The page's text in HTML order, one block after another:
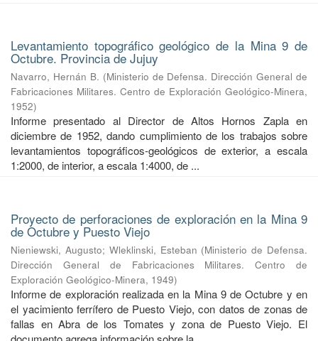
Levantamiento topográfico geológico de la Mina 9 de
Octubre. Provincia de Jujuy
Navarro, Hernán B. (Ministerio de Defensa. Dirección General de
Fabricaciones Militares. Centro de Exploración Geológico-Minera,
1952)
Informe presentado al Director de Altos Hornos Zapla en
diciembre de 1952, dando cumplimiento de los trabajos sobre
levantamientos topográficos-geológicos de exterior, a escala
1:2000, de interior, a escala 1:4000, de ...
Proyecto de perforaciones de exploración en la Mina 9
de Octubre y Puesto Viejo
Nieniewski, Augusto; Wleklinski, Esteban (Ministerio de Defensa.
Dirección General de Fabricaciones Militares. Centro de
Exploración Geológico-Minera, 1949)
Informe de exploración realizada en la Mina 9 de Octubre y en
el yacimiento ferrífero de Puesto Viejo, con datos de zonas de
fallas en Abra de los Tomates y zona de Puesto Viejo. El